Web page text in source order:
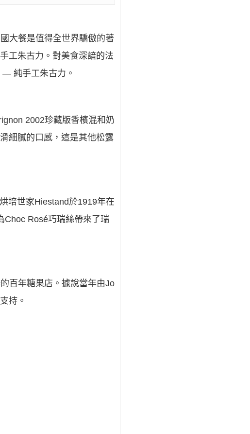
大餐是值得全世界驕傲的著
工朱古力。對美食深諳的法
— 純手工朱古力。
2002珍藏版香檳混和奶
細膩的口感，這是其他松露
培世家Hiestand於1919年在
Choc Rosé巧瑞絲帶來了瑞
百年糖果店。據說當年由Jo
持。